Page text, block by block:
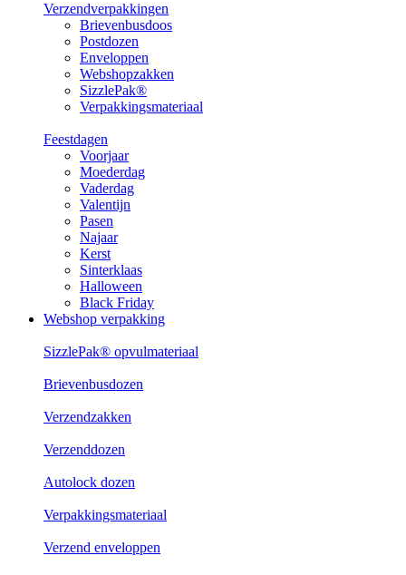
Verzendverpakkingen
Brievenbusdoos
Postdozen
Enveloppen
Webshopzakken
SizzlePak®
Verpakkingsmateriaal
Feestdagen
Voorjaar
Moederdag
Vaderdag
Valentijn
Pasen
Najaar
Kerst
Sinterklaas
Halloween
Black Friday
Webshop verpakking
SizzlePak® opvulmateriaal
Brievenbusdozen
Verzendzakken
Verzenddozen
Autolock dozen
Verpakkingsmateriaal
Verzend enveloppen